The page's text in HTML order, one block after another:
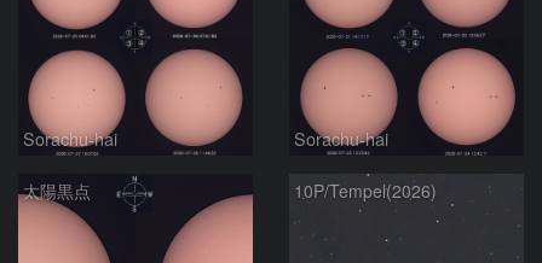
Sorachu-hai Sorachu-hai
太陽黒点 10P/Tempel(2026)